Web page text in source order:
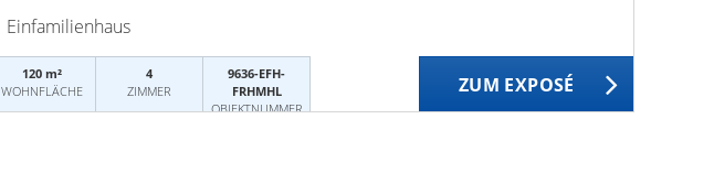
Einfamilienhaus
120 m²
WOHNFLÄCHE
4
ZIMMER
9636-EFH-
FRHMHL
OBJEKTNUMMER
ZUM EXPOSÉ